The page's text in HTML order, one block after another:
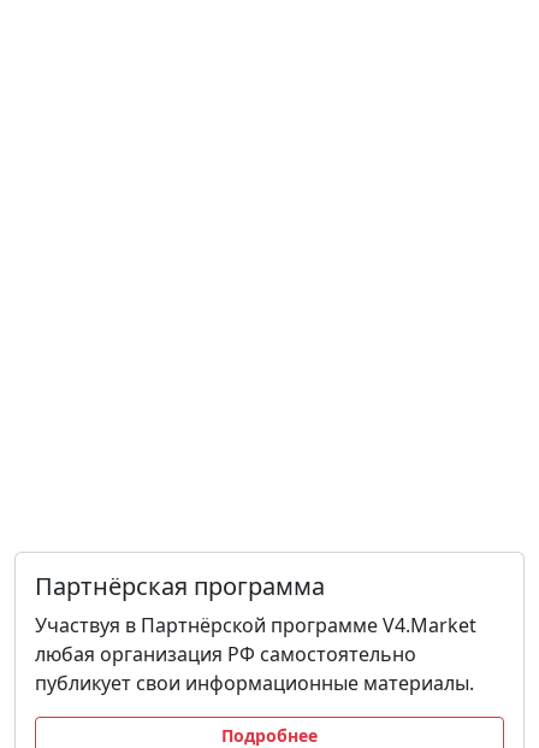
Партнёрская программа
Участвуя в Партнёрской программе V4.Market
любая организация РФ самостоятельно
публикует свои информационные материалы.
Подробнее